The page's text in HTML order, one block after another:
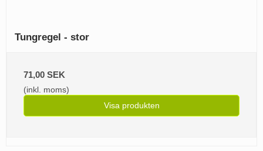
Tungregel - stor
71,00 SEK
(inkl. moms)
Visa produkten